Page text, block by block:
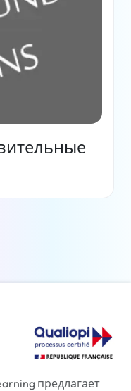
предлагает